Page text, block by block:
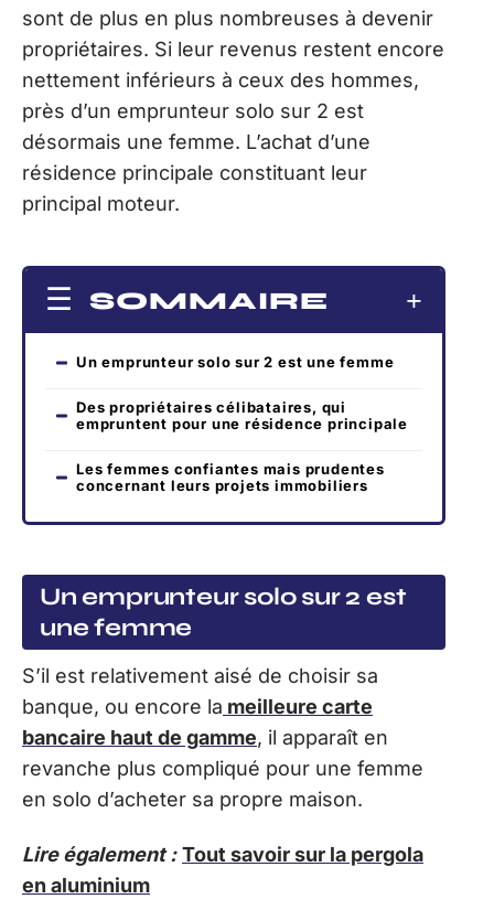
sont de plus en plus nombreuses à devenir
propriétaires. Si leur revenus restent encore
nettement inférieurs à ceux des hommes,
près d’un emprunteur solo sur 2 est
désormais une femme. L’achat d’une
résidence principale constituant leur
principal moteur.
SOMMAIRE
Un emprunteur solo sur 2 est une femme
Des propriétaires célibataires, qui
empruntent pour une résidence principale
Les femmes confiantes mais prudentes
concernant leurs projets immobiliers
Un emprunteur solo sur 2 est
une femme
S’il est relativement aisé de choisir sa
banque, ou encore la meilleure carte
bancaire haut de gamme, il apparaît en
revanche plus compliqué pour une femme
en solo d’acheter sa propre maison.
Lire également : Tout savoir sur la pergola
en aluminium